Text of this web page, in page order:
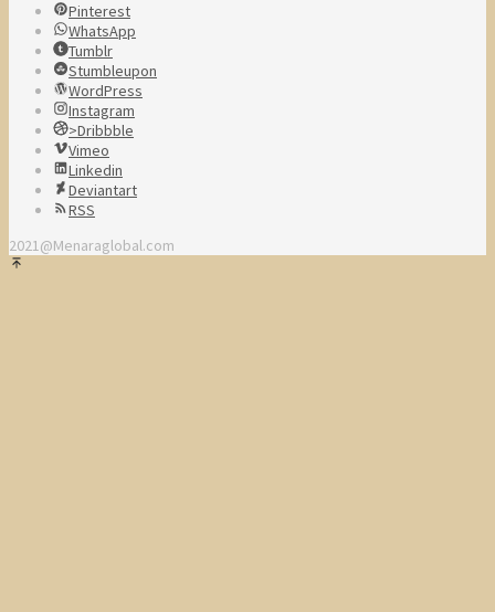
Pinterest
WhatsApp
Tumblr
Stumbleupon
WordPress
Instagram
>Dribbble
Vimeo
Linkedin
Deviantart
RSS
2021@Menaraglobal.com